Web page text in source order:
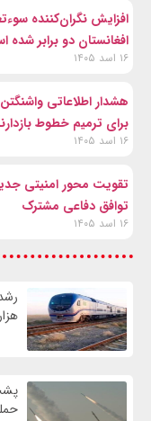
افغانستان دو برابر شده
۱۶ اسد ۱۴۰۵
هشدار اطلاعاتی
برای ترمیم خطوط
۱۶ اسد ۱۴۰۵
تقویت محور امنیتی
توافق دفاعی مشترک
۱۶ اسد ۱۴۰۵